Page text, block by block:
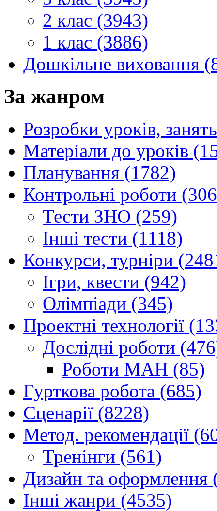
2 клас (3943)
1 клас (3886)
Дошкільне виховання
За жанром
Розробки уроків,
Матеріали до уроків
Планування (1782)
Контрольні роботи
Тести ЗНО (259)
Інші тести (1118)
Конкурси, турніри
Ігри, квести (942)
Олімпіади (345)
Проектні технології
Дослідні роботи
Роботи МАН (85)
Гурткова робота (685)
Сценарії (8228)
Метод. рекомендації
Тренінги (561)
Дизайн та оформлення
Інші жанри (4535)